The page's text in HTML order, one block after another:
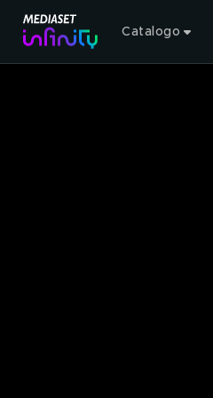
Catalogo